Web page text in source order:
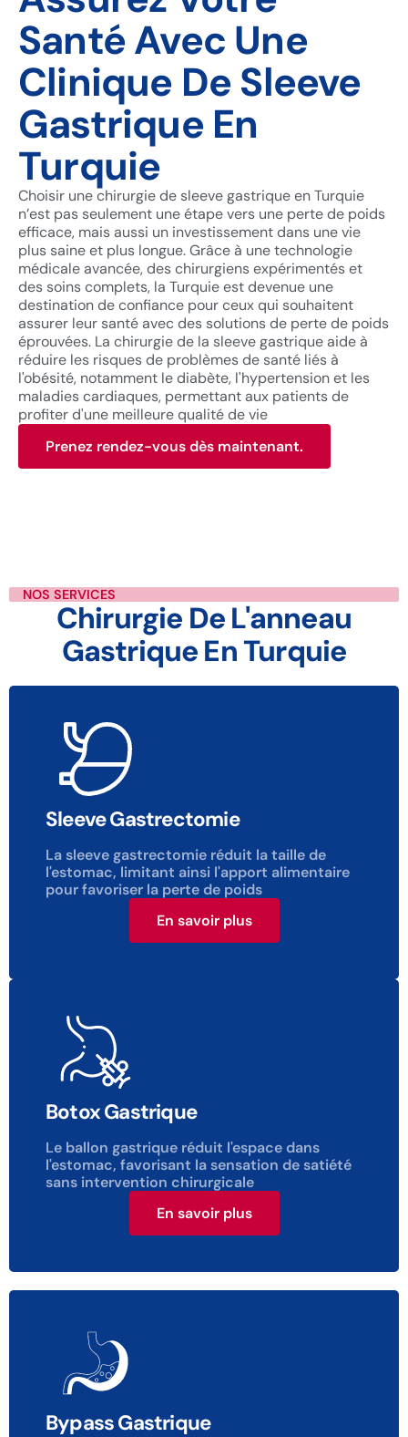
Santé Avec Une
Clinique De Sleeve
Gastrique En
Turquie
Choisir une chirurgie de sleeve gastrique en Turquie
n’est pas seulement une étape vers une perte de poids
efficace, mais aussi un investissement dans une vie
plus saine et plus longue. Grâce à une technologie
médicale avancée, des chirurgiens expérimentés et
des soins complets, la Turquie est devenue une
destination de confiance pour ceux qui souhaitent
assurer leur santé avec des solutions de perte de poids
éprouvées. La chirurgie de la sleeve gastrique aide à
réduire les risques de problèmes de santé liés à
l'obésité, notamment le diabète, l'hypertension et les
maladies cardiaques, permettant aux patients de
profiter d'une meilleure qualité de vie
Prenez rendez-vous dès maintenant.
NOS SERVICES
Chirurgie De L'anneau
Gastrique En Turquie
Sleeve Gastrectomie
La sleeve gastrectomie réduit la taille de
l'estomac, limitant ainsi l'apport alimentaire
pour favoriser la perte de poids
En savoir plus
Botox Gastrique
Le ballon gastrique réduit l'espace dans
l'estomac, favorisant la sensation de satiété
sans intervention chirurgicale
En savoir plus
Bypass Gastrique